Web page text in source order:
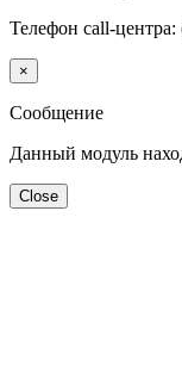
Телефон call-центра:
×
Сообщение
Данный модуль
Close